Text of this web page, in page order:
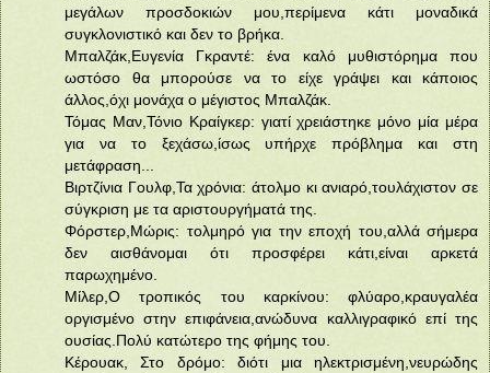
μεγάλων προσδοκιών μου,περίμενα κάτι μοναδικά
συγκλονιστικό και δεν το βρήκα.
Μπαλζάκ,Ευγενία Γκραντέ: ένα καλό μυθιστόρημα που
ωστόσο θα μπορούσε να το είχε γράψει και κάποιος
άλλος,όχι μονάχα ο μέγιστος Μπαλζάκ.
Τόμας Μαν,Τόνιο Κραίγκερ: γιατί χρειάστηκε μόνο μία μέρα
για να το ξεχάσω,ίσως υπήρχε πρόβλημα και στη
μετάφραση...
Βιρτζίνια Γουλφ,Τα χρόνια: άτολμο κι ανιαρό,τουλάχιστον σε
σύγκριση με τα αριστουργήματά της.
Φόρστερ,Μώρις: τολμηρό για την εποχή του,αλλά σήμερα
δεν αισθάνομαι ότι προσφέρει κάτι,είναι αρκετά
παρωχημένο.
Μίλερ,Ο τροπικός του καρκίνου: φλύαρο,κραυγαλέα
οργισμένο στην επιφάνεια,ανώδυνα καλλιγραφικό επί της
ουσίας.Πολύ κατώτερο της φήμης του.
Κέρουακ, Στο δρόμο: διότι μια ηλεκτρισμένη,νευρώδης